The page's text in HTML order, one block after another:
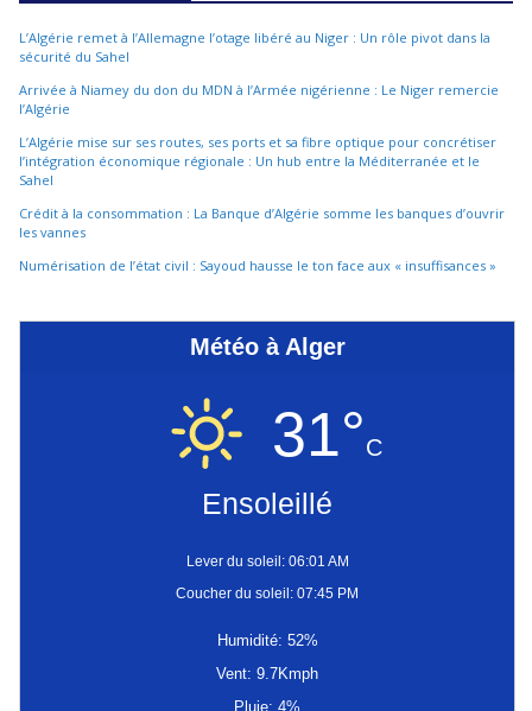
L’Algérie remet à l’Allemagne l’otage libéré au Niger : Un rôle pivot dans la
sécurité du Sahel
Arrivée à Niamey du don du MDN à l’Armée nigérienne : Le Niger remercie
l’Algérie
L’Algérie mise sur ses routes, ses ports et sa fibre optique pour concrétiser
l’intégration économique régionale : Un hub entre la Méditerranée et le
Sahel
Crédit à la consommation : La Banque d’Algérie somme les banques d’ouvrir
les vannes
Numérisation de l’état civil : Sayoud hausse le ton face aux « insuffisances »
Météo à Alger
31°C
Ensoleillé
Lever du soleil: 06:01 AM
Coucher du soleil: 07:45 PM
Humidité: 52%
Vent: 9.7Kmph
Pluie: 4%